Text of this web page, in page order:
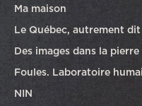
Ma maison
Le Québec, autrement dit
Des images dans la pierre
Foules. Laboratoire
NIN